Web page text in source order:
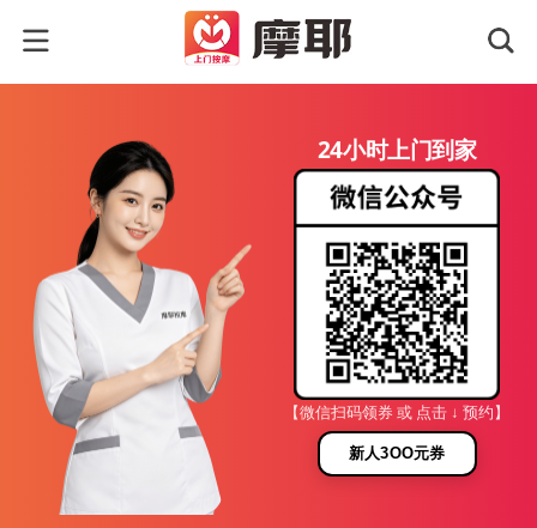
24小时上门到家
【微信扫码领券 或 点击 ↓ 预约】
新人3OO元券